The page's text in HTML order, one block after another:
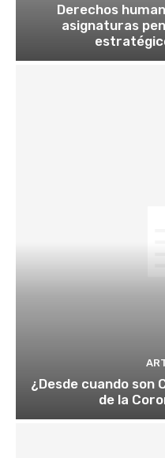
Derechos
asignaturas
¿Desde cuando
de la